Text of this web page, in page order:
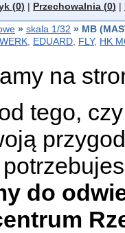
(0) | Przechowalnia (0) |
» skala 1/32 » MB
EDUARD FLY, HK
na
tego,
do